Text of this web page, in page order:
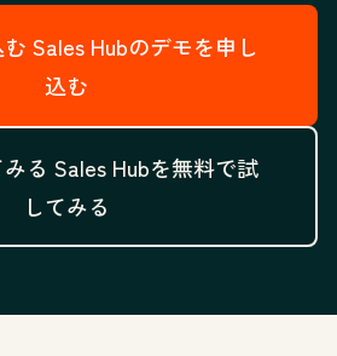
Sales Hubのデモを申し
込む
る Sales Hubを無料で試
してみる